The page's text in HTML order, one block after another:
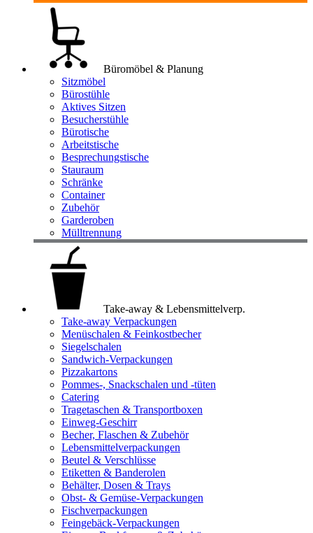
Büromöbel & Planung
Sitzmöbel
Bürostühle
Aktives Sitzen
Besucherstühle
Bürotische
Arbeitstische
Besprechungstische
Stauraum
Schränke
Container
Zubehör
Garderoben
Mülltrennung
Take-away & Lebensmittelverp.
Take-away Verpackungen
Menüschalen & Feinkostbecher
Siegelschalen
Sandwich-Verpackungen
Pizzakartons
Pommes-, Snackschalen und -tüten
Catering
Tragetaschen & Transportboxen
Einweg-Geschirr
Becher, Flaschen & Zubehör
Lebensmittelverpackungen
Beutel & Verschlüsse
Etiketten & Banderolen
Behälter, Dosen & Trays
Obst- & Gemüse-Verpackungen
Fischverpackungen
Feingebäck-Verpackungen